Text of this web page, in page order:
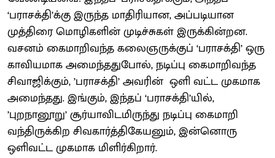
‘பராசக்தி’க்கு இருந்த மாதிரியான, அப்படியான
முத்திரை மொழிகளின் முடிச்சுகள் இருக்கின்றன.
வசனம் கைமாறிவந்த கலைஞருக்குப் ‘பராசக்தி’ ஒரு
காவியமாக அமைந்ததுபோல், நடிப்பு கைமாறிவந்த
சிவாஜிக்கும், ’பராசக்தி’ அவரின் ஒளி வட்ட முகமாக
அமைந்தது. இங்கும், இந்தப் ‘பராசக்தி’யில்,
’புறநானூறு’ சூர்யாவிடமிருந்து நடிப்பு கைமாறி
வந்திருக்கிற சிவகார்த்திகேயனும், இன்னொரு
ஒளிவட்ட முகமாக மிளிர்கிறார்.